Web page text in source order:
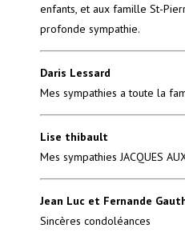
enfants, et aux famille St-
profonde sympathie.
Daris Lessard
Mes sympathies a toute la
Lise thibault
Mes sympathies JACQUES
Jean Luc et Fernande
Sincères condoléances